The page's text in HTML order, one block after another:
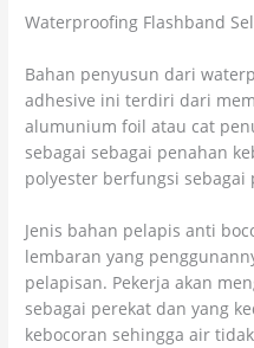
Waterproofing Flashband
Bahan penyusun dari
adhesive ini terdiri dari
alumunium foil atau cat
sebagai sebagai penahan
polyester berfungsi sebagai
Jenis bahan pelapis anti
lembaran yang
pelapisan. Pekerja akan
sebagai perekat dan yang
kebocoran sehingga air